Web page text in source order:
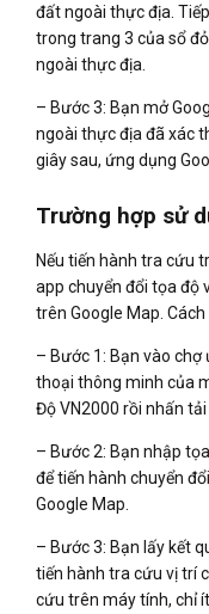
đất ngoài thực địa.
trong trang 3 của sổ
ngoài thực địa.
– Bước 3: Bạn mở
ngoài thực địa đã xác
giây sau, ứng dụng
Trường hợp sử
Nếu tiến hành tra cứu
app chuyển đổi tọa độ
trên Google Map.
– Bước 1: Bạn vào chợ
thoại thông minh của
Độ VN2000 rồi nhấn
– Bước 2: Bạn nhập
để tiến hành chuyển
Google Map.
– Bước 3: Bạn lấy kết
tiến hành tra cứu vị trí
cứu trên máy tính, chỉ